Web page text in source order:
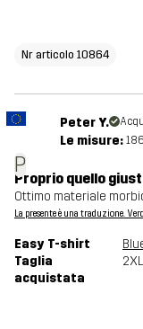
Nr articolo 10864
P
Peter Y.
Le misure:
Proprio quello
Ottimo materiale
La presente è una traduzione.
Easy T-shirt
Taglia
acquistata
2XL